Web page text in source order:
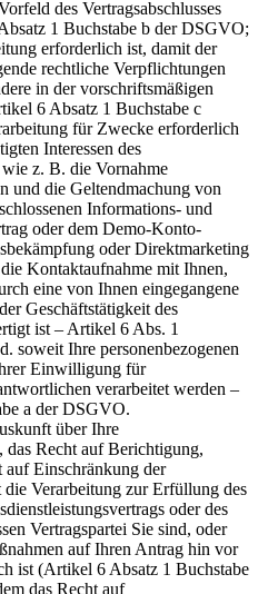
des Vertragsabschlusses
1 Buchstabe b der DSGVO;
erforderlich ist, damit der
rechtliche Verpflichtungen
in der vorschriftsmäßigen
6 Absatz 1 Buchstabe c
für Zwecke erforderlich
Interessen des
z. B. die Vornahme
und die Geltendmachung von
Informations- und
oder dem Demo-Konto-
oder Direktmarketing
Kontaktaufnahme mit Ihnen,
eine von Ihnen eingegangene
Geschäftstätigkeit des
ist – Artikel 6 Abs. 1
soweit Ihre personenbezogenen
Einwilligung für
verarbeitet werden –
a der DSGVO.
über Ihre
das Recht auf Berichtigung,
auf Einschränkung der
Verarbeitung zur Erfüllung des
oder des
Vertragspartei Sie sind, oder
auf Ihren Antrag hin vor
ist (Artikel 6 Absatz 1 Buchstabe
das Recht auf